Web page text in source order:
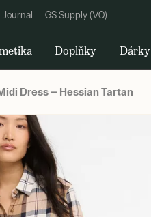
Journal GS Supply (VO)
Doplňky Dárky
Dress — Hessian Tartan